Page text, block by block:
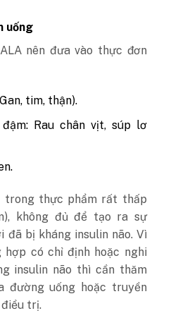
uống
nên đưa vào thực đơn
tim, thận).
Rau chân vịt, súp lơ
trong thực phẩm rất thấp
không đủ để tạo ra sự
đã bị kháng insulin não. Vì
có chỉ định hoặc nghi
insulin não thì cần thăm
đường uống hoặc truyền
điều trị.